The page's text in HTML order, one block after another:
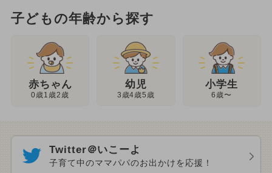
子どもの年齢から探す
赤ちゃん
0歳1歳2歳
幼児
3歳4歳5歳
小学生
6歳〜
Twitter＠いこーよ
子育て中のママパパのお出かけを応援！